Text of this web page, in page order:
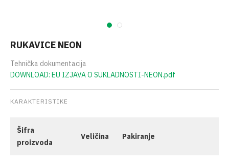
RUKAVICE NEON
Tehnička dokumentacija
DOWNLOAD: EU IZJAVA O SUKLADNOSTI-NEON.pdf
KARAKTERISTIKE
Šifra
proizvoda
Veličina Pakiranje